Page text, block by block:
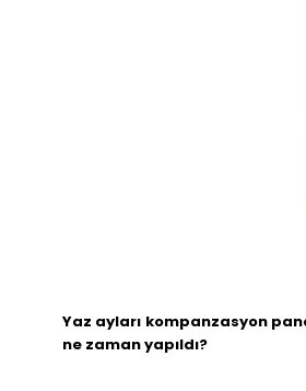
Yaz ayları kompanzasyon
ne zaman yapıldı?